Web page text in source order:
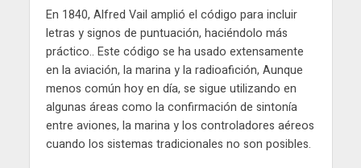
En 1840, Alfred Vail amplió el código para incluir
letras y signos de puntuación, haciéndolo más
práctico.. Este código se ha usado extensamente
en la aviación, la marina y la radioafición, Aunque
menos común hoy en día, se sigue utilizando en
algunas áreas como la confirmación de sintonía
entre aviones, la marina y los controladores aéreos
cuando los sistemas tradicionales no son posibles.